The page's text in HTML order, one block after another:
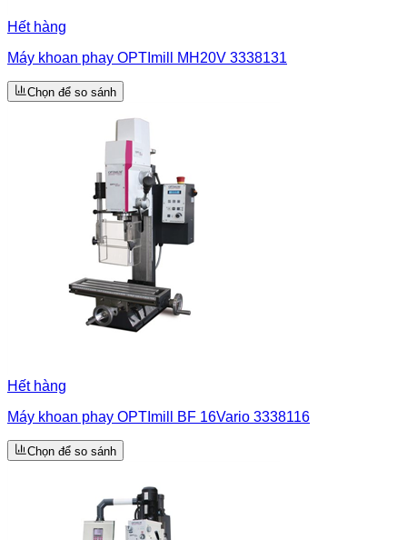
Hết hàng
Máy khoan phay OPTImill MH20V 3338131
Chọn để so sánh
Hết hàng
Máy khoan phay OPTImill BF 16Vario 3338116
Chọn để so sánh